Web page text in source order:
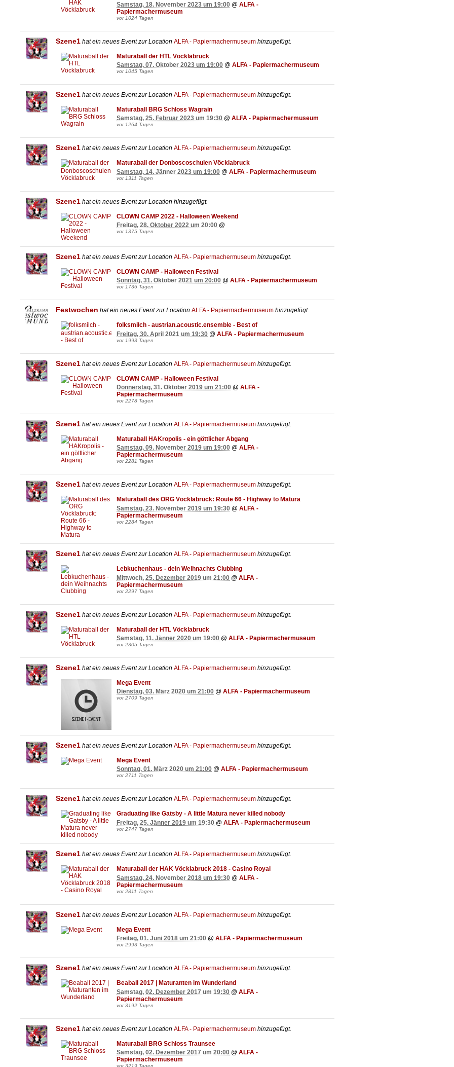
Samstag, 18. November 2023 um 19:00 @ ALFA -
Papiermachermuseum
vor 1024 Tagen
Szene1 hat ein neues Event zur Location ALFA - Papiermachermuseum hinzugefügt.
Maturaball der HTL Vöcklabruck
Samstag, 07. Oktober 2023 um 19:00 @ ALFA - Papiermachermuseum
vor 1045 Tagen
Szene1 hat ein neues Event zur Location ALFA - Papiermachermuseum hinzugefügt.
Maturaball BRG Schloss Wagrain
Samstag, 25. Februar 2023 um 19:30 @ ALFA - Papiermachermuseum
vor 1264 Tagen
Szene1 hat ein neues Event zur Location ALFA - Papiermachermuseum hinzugefügt.
Maturaball der Donboscoschulen Vöcklabruck
Samstag, 14. Jänner 2023 um 19:00 @ ALFA - Papiermachermuseum
vor 1311 Tagen
Szene1 hat ein neues Event zur Location hinzugefügt.
CLOWN CAMP 2022 - Halloween Weekend
Freitag, 28. Oktober 2022 um 20:00 @
vor 1375 Tagen
Szene1 hat ein neues Event zur Location ALFA - Papiermachermuseum hinzugefügt.
CLOWN CAMP - Halloween Festival
Sonntag, 31. Oktober 2021 um 20:00 @ ALFA - Papiermachermuseum
vor 1736 Tagen
Festwochen hat ein neues Event zur Location ALFA - Papiermachermuseum hinzugefügt.
folksmilch - austrian.acoustic.ensemble - Best of
Freitag, 30. April 2021 um 19:30 @ ALFA - Papiermachermuseum
vor 1993 Tagen
Szene1 hat ein neues Event zur Location ALFA - Papiermachermuseum hinzugefügt.
CLOWN CAMP - Halloween Festival
Donnerstag, 31. Oktober 2019 um 21:00 @ ALFA -
Papiermachermuseum
vor 2278 Tagen
Szene1 hat ein neues Event zur Location ALFA - Papiermachermuseum hinzugefügt.
Maturaball HAKropolis - ein göttlicher Abgang
Samstag, 09. November 2019 um 19:00 @ ALFA -
Papiermachermuseum
vor 2281 Tagen
Szene1 hat ein neues Event zur Location ALFA - Papiermachermuseum hinzugefügt.
Maturaball des ORG Vöcklabruck: Route 66 - Highway to Matura
Samstag, 23. November 2019 um 19:30 @ ALFA -
Papiermachermuseum
vor 2284 Tagen
Szene1 hat ein neues Event zur Location ALFA - Papiermachermuseum hinzugefügt.
Lebkuchenhaus - dein Weihnachts Clubbing
Mittwoch, 25. Dezember 2019 um 21:00 @ ALFA -
Papiermachermuseum
vor 2297 Tagen
Szene1 hat ein neues Event zur Location ALFA - Papiermachermuseum hinzugefügt.
Maturaball der HTL Vöcklabruck
Samstag, 11. Jänner 2020 um 19:00 @ ALFA - Papiermachermuseum
vor 2305 Tagen
Szene1 hat ein neues Event zur Location ALFA - Papiermachermuseum hinzugefügt.
Mega Event
Dienstag, 03. März 2020 um 21:00 @ ALFA - Papiermachermuseum
vor 2709 Tagen
Szene1 hat ein neues Event zur Location ALFA - Papiermachermuseum hinzugefügt.
Mega Event
Sonntag, 01. März 2020 um 21:00 @ ALFA - Papiermachermuseum
vor 2711 Tagen
Szene1 hat ein neues Event zur Location ALFA - Papiermachermuseum hinzugefügt.
Graduating like Gatsby - A little Matura never killed nobody
Freitag, 25. Jänner 2019 um 19:30 @ ALFA - Papiermachermuseum
vor 2747 Tagen
Szene1 hat ein neues Event zur Location ALFA - Papiermachermuseum hinzugefügt.
Maturaball der HAK Vöcklabruck 2018 - Casino Royal
Samstag, 24. November 2018 um 19:30 @ ALFA -
Papiermachermuseum
vor 2811 Tagen
Szene1 hat ein neues Event zur Location ALFA - Papiermachermuseum hinzugefügt.
Mega Event
Freitag, 01. Juni 2018 um 21:00 @ ALFA - Papiermachermuseum
vor 2993 Tagen
Szene1 hat ein neues Event zur Location ALFA - Papiermachermuseum hinzugefügt.
Beaball 2017 | Maturanten im Wunderland
Samstag, 02. Dezember 2017 um 19:30 @ ALFA -
Papiermachermuseum
vor 3192 Tagen
Szene1 hat ein neues Event zur Location ALFA - Papiermachermuseum hinzugefügt.
Maturaball BRG Schloss Traunsee
Samstag, 02. Dezember 2017 um 20:00 @ ALFA -
Papiermachermuseum
vor 3219 Tagen